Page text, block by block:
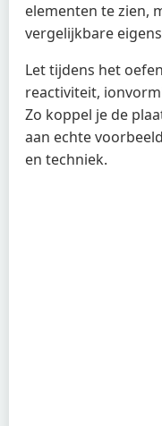
elementen te zien,
vergelijkbare
Let tijdens het
reactiviteit,
Zo koppel je de
aan echte
en techniek.